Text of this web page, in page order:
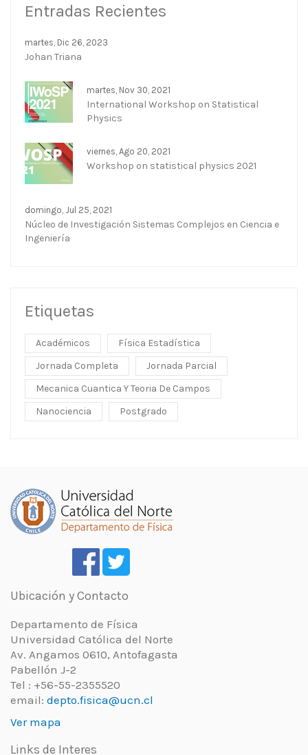
Entradas Recientes
martes, Dic 26, 2023
Johan Triana
martes, Nov 30, 2021
International Workshop on Statistical
Physics
viernes, Ago 20, 2021
Workshop on statistical physics 2021
domingo, Jul 25, 2021
Núcleo de Investigación Sistemas Complejos en Ciencia e
Ingeniería
Etiquetas
Académicos
Física Estadística
Jornada Completa
Jornada Parcial
Mecanica Cuantica Y Teoria De Campos
Nanociencia
Postgrado
Ubicación y Contacto
Departamento de Física
Universidad Católica del Norte
Av. Angamos 0610, Antofagasta
Pabellón J-2
Tel : +56-55-2355520
email: depto.fisica@ucn.cl
Ver mapa
Links de Interes